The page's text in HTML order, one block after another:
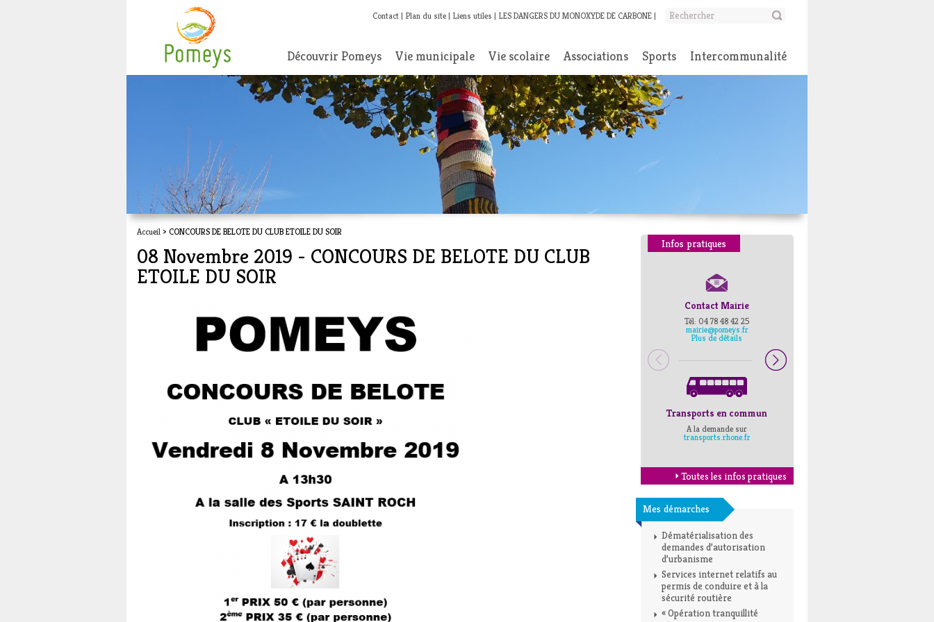
Contact Plan du site Liens utiles LES DANGERS DU MONOXYDE DE CARBONE
Découvrir Pomeys Vie municipale Vie scolaire Associations Sports Intercommunalité
Accueil > CONCOURS DE BELOTE DU CLUB ETOILE DU SOIR
08 Novembre 2019 - CONCOURS DE BELOTE DU CLUB
ETOILE DU SOIR
Infos pratiques
Contact Mairie
Tél: 04 78 48 42 25
mairie@pomeys.fr
Plus de détails
Transports en commun
A la demande sur
transports.rhone.fr
Toutes les infos pratiques
Mes démarches
Dématérialisation des
demandes d’autorisation
d’urbanisme
Services internet relatifs au
permis de conduire et à la
sécurité routière
« Opération tranquillité